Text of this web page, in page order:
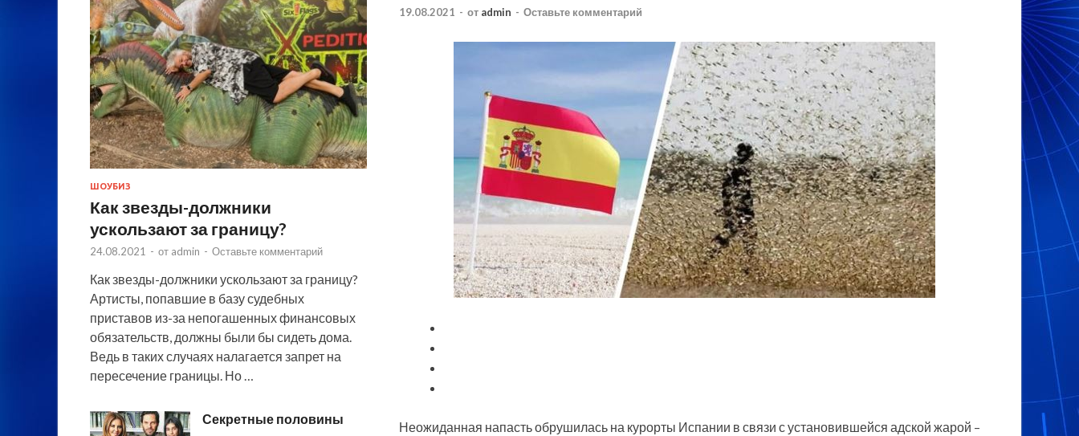
19.08.2021 - от admin - Оставьте комментарий
Неожиданная напасть обрушилась на курорты Испании в связи с установившейся адской жарой –
ШОУБИЗ
Как звезды-должники
ускользают за границу?
24.08.2021 - от admin - Оставьте комментарий
Как звезды-должники ускользают за границу?
Артисты, попавшие в базу судебных
приставов из-за непогашенных финансовых
обязательств, должны были бы сидеть дома.
Ведь в таких случаях налагается запрет на
пересечение границы. Но …
Секретные половины